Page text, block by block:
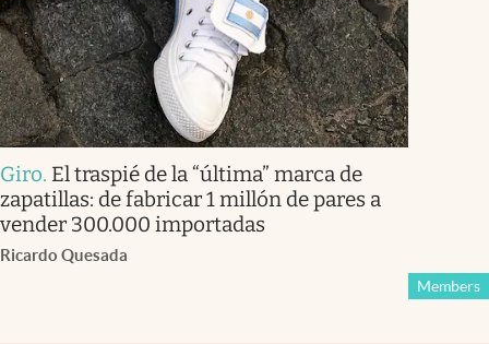
Giro. El traspié de la “última” marca de
zapatillas: de fabricar 1 millón de pares a
vender 300.000 importadas
Ricardo Quesada
Members